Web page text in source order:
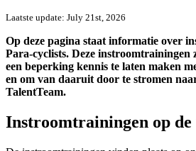
Laatste update: July 21st, 2026
Op deze pagina staat informatie over
Para-cyclists. Deze instroomtrainingen
een beperking kennis te laten maken
en om van daaruit door te stromen
TalentTeam.
Instroomtrainingen op de